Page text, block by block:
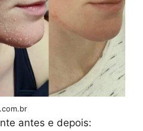
antes e depois: